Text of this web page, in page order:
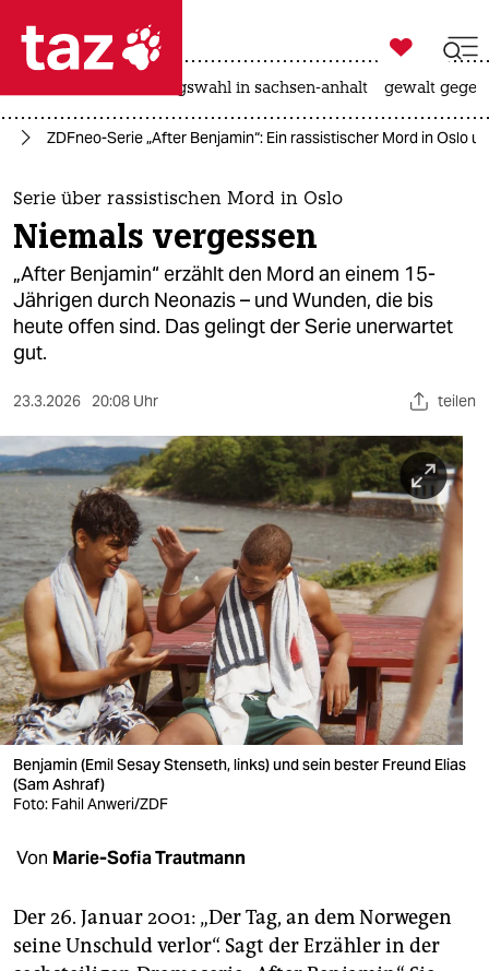
 taz zahl ich
taz zahl ich
themen
politik
öko
gesellschaft
kultur
sport
berlin
nord
wahrheit
verlag
verlag
veranstaltungen
shop
fragen & hilfe
unterstützen
genossenschaft

taz zahl ich
landtagswahl in sachsen-anhalt gewalt
ZDFneo-Serie „After Benjamin“: Ein rassistischer Mord in Oslo
Serie über rassistischen Mord in Oslo
Niemals vergessen
„After Benjamin“ erzählt den Mord an einem 15-
Jährigen durch Neonazis – und Wunden, die bis
heute offen sind. Das gelingt der Serie unerwartet
gut.
23.3.2026 20:08 Uhr teilen
Benjamin (Emil Sesay Stenseth, links) und sein bester Freund Elias
(Sam Ashraf)
Foto: Fahil Anweri/ZDF
Von Marie-Sofia Trautmann
Der 26. Januar 2001: „Der Tag, an dem Norwegen
seine Unschuld verlor“. Sagt der Erzähler in der